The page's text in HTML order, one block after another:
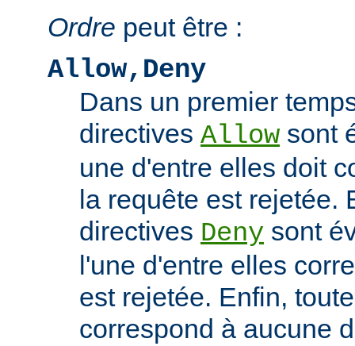
Ordre peut être :
Allow,Deny
Dans un premier
directives Allow sont
une d'entre elles doit
la requête est rejetée.
directives Deny sont
l'une d'entre elles
est rejetée. Enfin,
correspond à aucune